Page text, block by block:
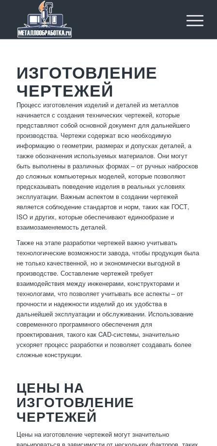
ИЗГОТОВЛЕНИЕ
ЧЕРТЕЖЕЙ
Процесс изготовления изделий и деталей из металлов
начинается с создания технических чертежей, которые
представляют собой основной документ для дальнейшего
производства. Чертежи содержат всю необходимую
информацию о геометрии, размерах и допусках деталей, а
также обозначения используемых материалов. Они могут
быть выполнены в различных формах – от ручных набросков
до сложных компьютерных моделей, которые позволяют
предсказывать поведение изделия в реальных условиях
эксплуатации. Важным аспектом в создании чертежей
является соблюдение стандартов и норм, таких как ГОСТ,
ISO и других, которые обеспечивают единообразие и
взаимозаменяемость деталей.
Также на этапе разработки чертежей важно учитывать
технологические возможности завода, чтобы продукция была
не только качественной, но и экономически выгодной в
производстве. Составление чертежей требует
взаимодействия между инженерами, конструкторами и
технологами, что позволяет учитывать все аспекты – от
прочности и надежности изделий до их удобства в
дальнейшей эксплуатации и обслуживании. Использование
современного программного обеспечения для
проектирования, такого как CAD-системы, значительно
ускоряет процесс разработки и позволяет создавать более
сложные конструкции.
ЦЕНЫ НА
ИЗГОТОВЛЕНИЕ
ЧЕРТЕЖЕЙ
Цены на изготовление чертежей могут значительно